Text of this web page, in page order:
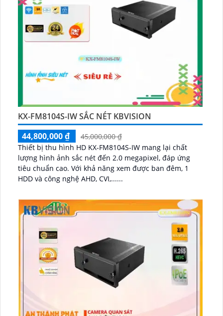
KX-FM8104S-IW SẮC NÉT KBVISION
44,800,000 ₫
45,000,000 ₫
Thiết bị thu hình HD KX-FM8104S-IW mang lại chất
lượng hình ảnh sắc nét đến 2.0 megapixel, đáp ứng
tiêu chuẩn cao. Với khả năng xem được ban đêm, 1
HDD và công nghệ AHD, CVI,......